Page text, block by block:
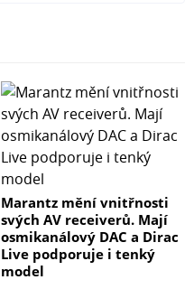
Marantz mění vnitřnosti
svých AV receiverů. Mají
osmikanálový DAC a Dirac
Live podporuje i tenký
model